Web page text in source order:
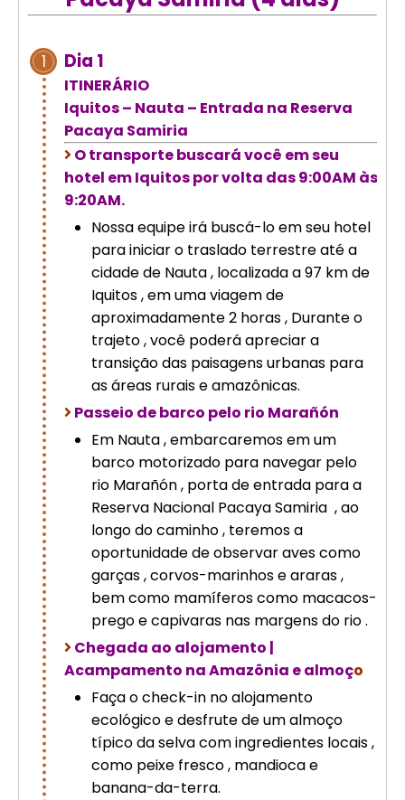
Cusco – Acomodação em hotel 4
Excursão de luxo de 8 dias em
Cusco: Machu Picchu + hotel 4
estrelas
1 Dia 1
ITINERÁRIO
Iquitos – Nauta – Entrada na Reserva
Pacaya Samiria
O transporte buscará você em seu
hotel em Iquitos por volta das 9:00AM às
9:20AM.
Nossa equipe irá buscá-lo em seu hotel
para iniciar o traslado terrestre até a
cidade de Nauta , localizada a 97 km de
Iquitos , em uma viagem de
aproximadamente 2 horas , Durante o
trajeto , você poderá apreciar a
transição das paisagens urbanas para
as áreas rurais e amazônicas.
Passeio de barco pelo rio Marañón
Em Nauta , embarcaremos em um
barco motorizado para navegar pelo
rio Marañón , porta de entrada para a
Reserva Nacional Pacaya Samiria , ao
longo do caminho , teremos a
oportunidade de observar aves como
garças , corvos-marinhos e araras ,
bem como mamíferos como macacos-
prego e capivaras nas margens do rio .
Chegada ao alojamento |
Acampamento na Amazônia e almoço
Faça o check-in no alojamento
ecológico e desfrute de um almoço
típico da selva com ingredientes locais ,
como peixe fresco , mandioca e
banana-da-terra.